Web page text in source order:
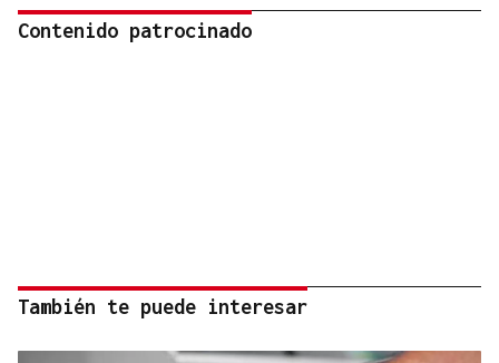
Contenido patrocinado
También te puede interesar